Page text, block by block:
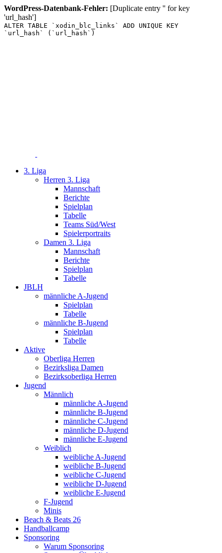
WordPress-Datenbank-Fehler: [Duplicate entry '' for key
'url_hash']
ALTER TABLE `xodin_blc_links` ADD UNIQUE KEY
`url_hash` (`url_hash`)
3. Liga
Herren 3. Liga
Mannschaft
Berichte
Spielplan
Tabelle
Teams Süd/West
Spielerportraits
Damen 3. Liga
Mannschaft
Berichte
Spielplan
Tabelle
JBLH
männliche A-Jugend
Spielplan
Tabelle
männliche B-Jugend
Spielplan
Tabelle
Aktive
Oberliga Herren
Bezirksliga Damen
Bezirksoberliga Herren
Jugend
Männlich
männliche A-Jugend
männliche B-Jugend
männliche C-Jugend
männliche D-Jugend
männliche E-Jugend
Weiblich
weibliche A-Jugend
weibliche B-Jugend
weibliche C-Jugend
weibliche D-Jugend
weibliche E-Jugend
F-Jugend
Minis
Beach & Beats 26
Handballcamp
Sponsoring
Warum Sponsoring